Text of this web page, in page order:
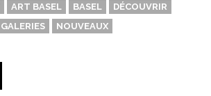
ART BASEL BASEL
DÉCOUVRIR
GALERIES
NOUVEAUX